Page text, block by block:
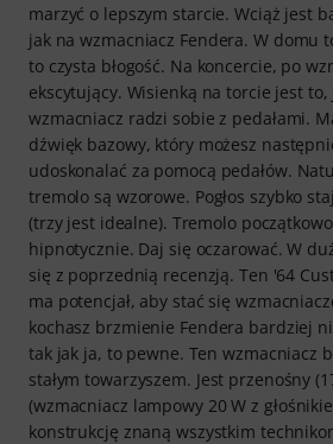
marzyć o lepszym starcie. Wciąż jest
jak na wzmacniacz Fendera. W domu
to czysta błogość. Na koncercie, po
ekscytujący. Wisienką na torcie jest
wzmacniacz radzi sobie z pedałami.
dźwięk bazowy, który możesz
udoskonalać za pomocą pedałów.
tremolo są wzorowe. Pogłos szybko
(trzy jest idealne). Tremolo
hipnotycznie. Daj się oczarować. W
się z poprzednią recenzją. Ten '64
ma potencjał, aby stać się
kochasz brzmienie Fendera bardziej
tak jak ja, to pewne. Ten wzmacniacz
stałym towarzyszem. Jest przenośny
(wzmacniacz lampowy 20 W z
konstrukcję znaną wszystkim